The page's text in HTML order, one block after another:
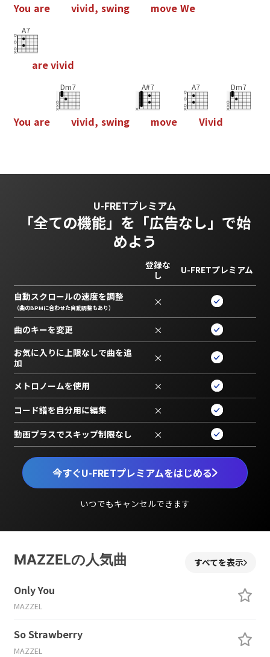
You are vivid, swing move We
A7
arevivid
You are
Dm7
vivid, swing
A#7
move
A7
Vivid
Dm7
U-FRETプレミアム
「全ての機能」を 「広告なし」で始
めよう
今すぐU-FRETプレミアムをはじめる
いつでもキャンセルできます
登録な
し
U-FRETプレミアム
自動スクロールの速度を調整
（曲のBPMに合わせた自動調整もあり） ×
曲のキーを変更 ×
お気に入りに上限なしで曲を追
加
×
メトロノームを使用 ×
コード譜を自分用に編集 ×
動画プラスでスキップ制限なし ×
MAZZELの人気曲 すべてを表示
Only You
MAZZEL
So Strawberry
MAZZEL